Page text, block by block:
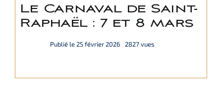
Contact
Le Carnaval de Saint-
Raphaël : 7 et 8 mars
Publié le 25 février 2026 2827 vues